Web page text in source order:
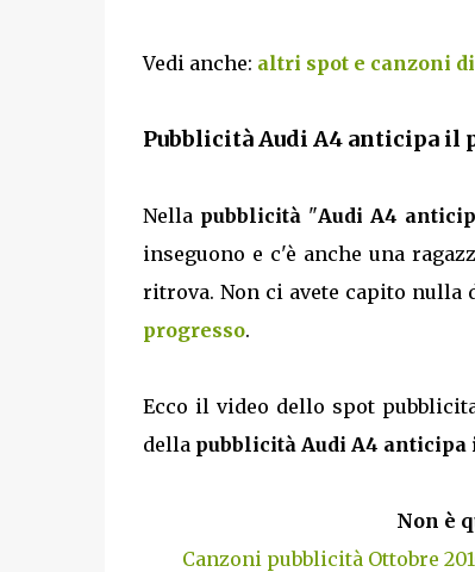
Vedi anche: altri spot e canzoni
Pubblicità Audi A4 anticipa il
Nella pubblicità"Audi A4
inseguono e c'è anche una
ritrova. Non ci avete capito nulla
progresso.
Ecco il video dello spot
della pubblicità Audi A4 anticipa
Non è
Canzoni pubblicità Ottobre